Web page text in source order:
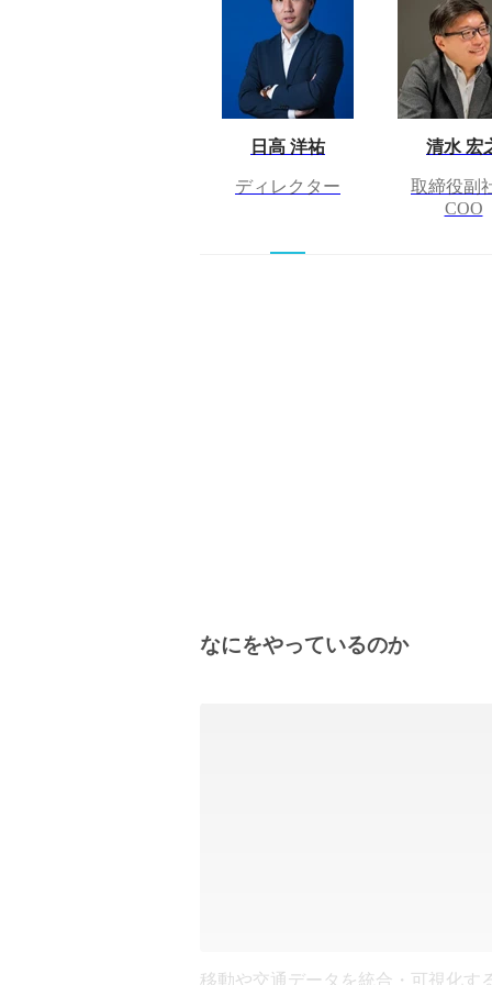
日高 洋祐
ディレクター
清水 宏
取締役副
COO
なにをやっているのか
移動や交通データを統合・可視化す